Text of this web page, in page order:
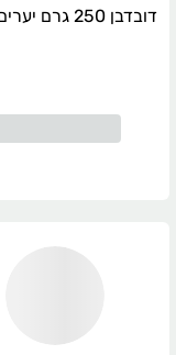
דובדבן 250 גרם יערים, טבעי